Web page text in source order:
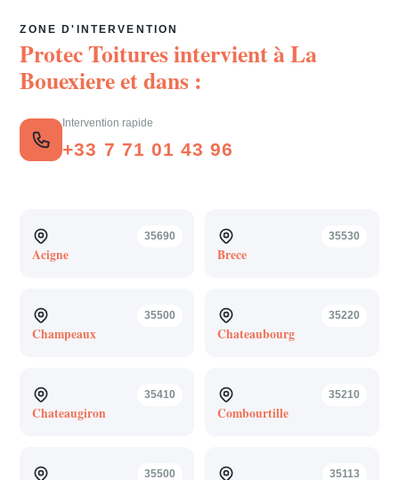
ZONE D'INTERVENTION
Protec Toitures intervient àLa
Bouexiereet dans :
Intervention rapide
+33 7 71 01 43 96
35690
Acigne
35530
Brece
35500
Champeaux
35220
Chateaubourg
35410
Chateaugiron
35210
Combourtille
35500 35113